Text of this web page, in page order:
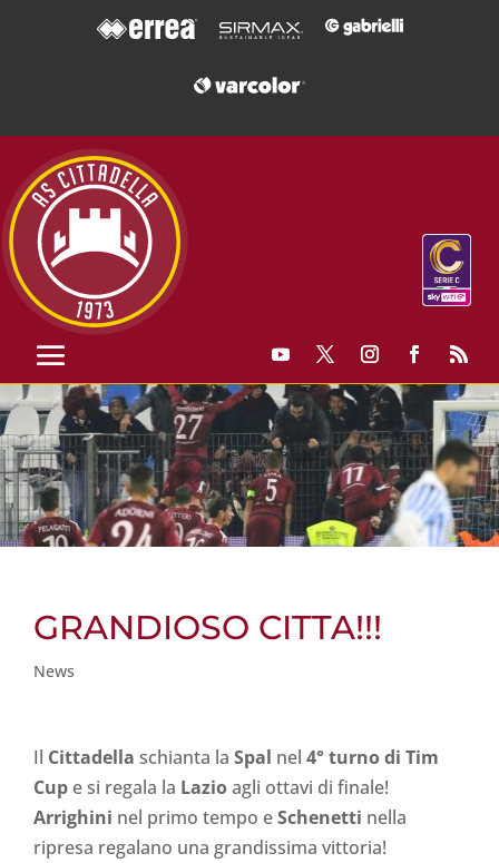
GRANDIOSO CITTA!!!
News
Il Cittadella schianta la Spal nel 4° turno di Tim
Cup e si regala la Lazioagli ottavi di finale!
Arrighini nel primo tempo eSchenetti nella
ripresa regalano una grandissima vittoria!